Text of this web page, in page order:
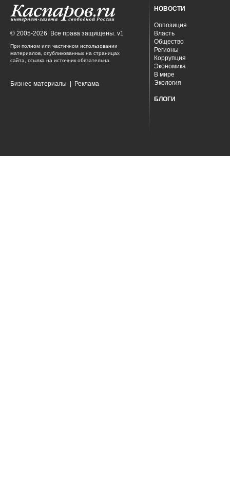
© 2005-2026. Все права защищены. v1
При полном или частичном использовании
материалов, опубликованных на страницах
сайта, ссылка на источник обязательна.
Бизнес-материалы Реклама
НОВОСТИ
Оппозиция
Власть
Общество
Регионы
Коррупция
Экономика
В мире
Экология
БЛОГИ